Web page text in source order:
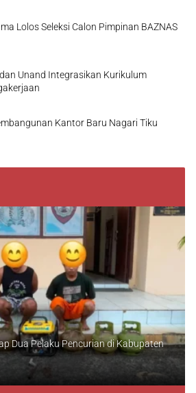
Lolos Seleksi Calon Pimpinan BAZNAS
Unand Integrasikan Kurikulum
Kantor Baru Nagari Tiku
Dua Pelaku Pencurian di Kabupaten